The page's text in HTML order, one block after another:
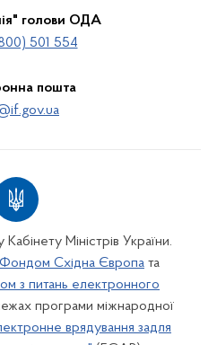
голови ОДА
501 554
пошта
Кабінету Міністрів України.
Фондом Східна Європа та
з питань електронного
програми міжнародної
врядування задля